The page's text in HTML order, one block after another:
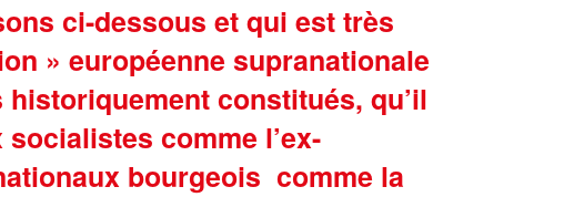
ci-dessous et qui est très
» européenne supranationale
constitués, qu’il
socialistes comme l’ex-
bourgeois comme la